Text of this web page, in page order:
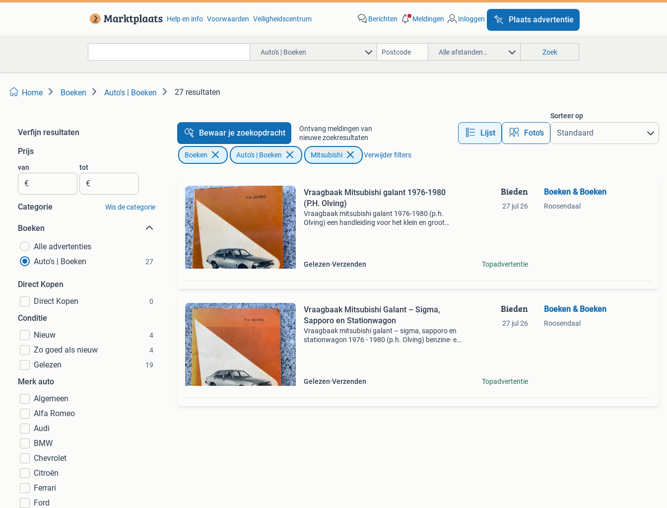
Help en info Voorwaarden Veiligheidscentrum Berichten Meldingen Inloggen Plaats advertentie
Auto's | Boeken Alle afstanden… Zoek
Home Boeken Auto's | Boeken 27 resultaten
Verfijn resultaten
Prijs
van
€
tot
€
Categorie Wis de categorie
Boeken
Alle advertenties
Auto's | Boeken
27
Direct Kopen
Direct Kopen
0
Conditie
Nieuw
4
Zo goed als nieuw 4
Gelezen 19
Merk auto
Algemeen
Alfa Romeo
Audi
BMW
Chevrolet
Citroën
Ferrari
Ford
Bewaar je zoekopdracht
Ontvang meldingen van
nieuwe zoekresultaten
Lijst Foto’s
Sorteer op
Boeken Auto's | Boeken Mitsubishi Verwijder filters
Vraagbaak Mitsubishi galant 1976-1980
(P.H. Olving)
Vraagbaak mitsubishi galant 1976-1980 (p.h.
Olving) een handleiding voor het klein en groot
Gelezen Verzenden
Bieden
27 jul 26
Topadvertentie
Boeken & Boeken
Roosendaal
Vraagbaak Mitsubishi Galant – Sigma,
Sapporo en Stationwagon
Vraagbaak mitsubishi galant – sigma, sapporo en
stationwagon 1976 - 1980 (p.h. Olving) benzine- en
Gelezen Verzenden
Bieden
27 jul 26
Topadvertentie
Boeken & Boeken
Roosendaal